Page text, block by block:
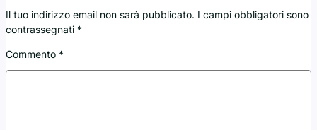
Il tuo indirizzo email non sarà pubblicato. I campi obbligatori sono
contrassegnati *
Commento *